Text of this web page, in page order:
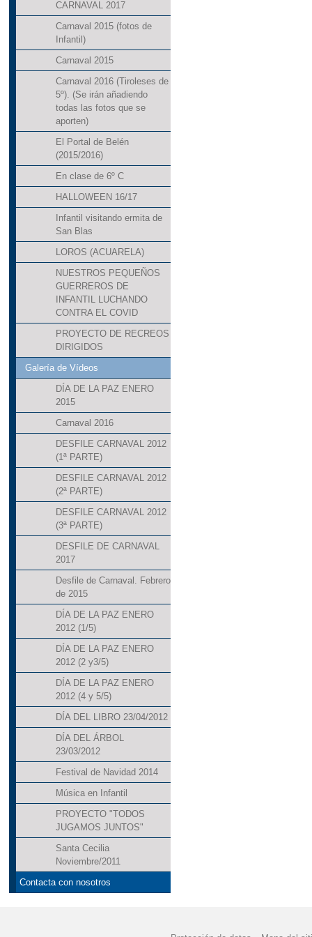
CARNAVAL 2017
Carnaval 2015 (fotos de
Infantil)
Carnaval 2015
Carnaval 2016 (Tiroleses de
5º). (Se irán añadiendo
todas las fotos que se
aporten)
El Portal de Belén
(2015/2016)
En clase de 6º C
HALLOWEEN 16/17
Infantil visitando ermita de
San Blas
LOROS (ACUARELA)
NUESTROS PEQUEÑOS
GUERREROS DE
INFANTIL LUCHANDO
CONTRA EL COVID
PROYECTO DE RECREOS
DIRIGIDOS
Galería de Vídeos
DÍA DE LA PAZ ENERO
2015
Carnaval 2016
DESFILE CARNAVAL 2012
(1ª PARTE)
DESFILE CARNAVAL 2012
(2ª PARTE)
DESFILE CARNAVAL 2012
(3ª PARTE)
DESFILE DE CARNAVAL
2017
Desfile de Carnaval. Febrero
de 2015
DÍA DE LA PAZ ENERO
2012 (1/5)
DÍA DE LA PAZ ENERO
2012 (2 y3/5)
DÍA DE LA PAZ ENERO
2012 (4 y 5/5)
DÍA DEL LIBRO 23/04/2012
DÍA DEL ÁRBOL
23/03/2012
Festival de Navidad 2014
Música en Infantil
PROYECTO "TODOS
JUGAMOS JUNTOS"
Santa Cecilia
Noviembre/2011
Contacta con nosotros